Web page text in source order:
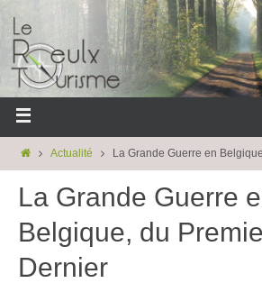
Actualité La Grande Guerre en
La Grande Guerre
Belgique, du
Dernier